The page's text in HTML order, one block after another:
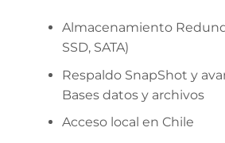
Almacenamiento
SSD, SATA)
Respaldo SnapShot y
Bases datos y archivos
Acceso local en Chile